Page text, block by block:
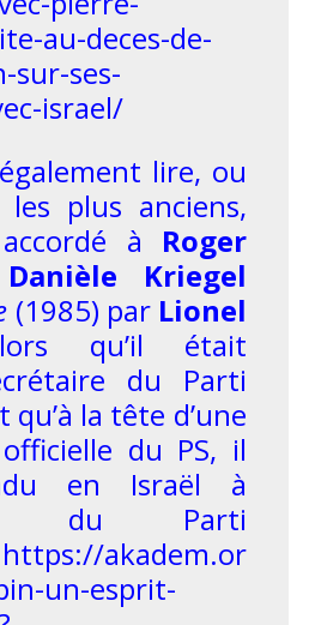
au-deces-de-
sur-ses-
israel/
lire, ou
plus anciens,
à Roger
Danièle Kriegel
(1985) par Lionel
qu’il était
du Parti
qu’à la tête d’une
du PS, il
en Israël à
du Parti
https://akadem.or
un-esprit-